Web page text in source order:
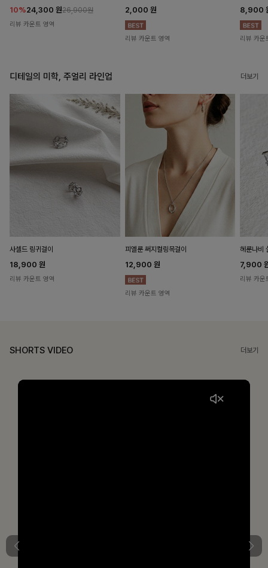
10%24,300 원26,900원
리뷰 카운트 영역
2,000 원
리뷰 카운트 영역
8,900
리뷰 카운
디테일의 미학, 주얼리 라인업 더보기
사셀드 링귀걸이
18,900 원
리뷰 카운트 영역
피엘룬 써지컬링목걸이
12,900 원
리뷰 카운트 영역
헤룬나비
7,900
리뷰 카운
SHORTS VIDEO 더보기